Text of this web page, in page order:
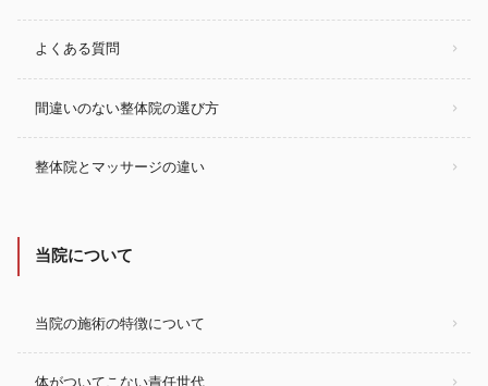
よくある質問
間違いのない整体院の選び方
整体院とマッサージの違い
当院について
当院の施術の特徴について
体がついてこない責任世代